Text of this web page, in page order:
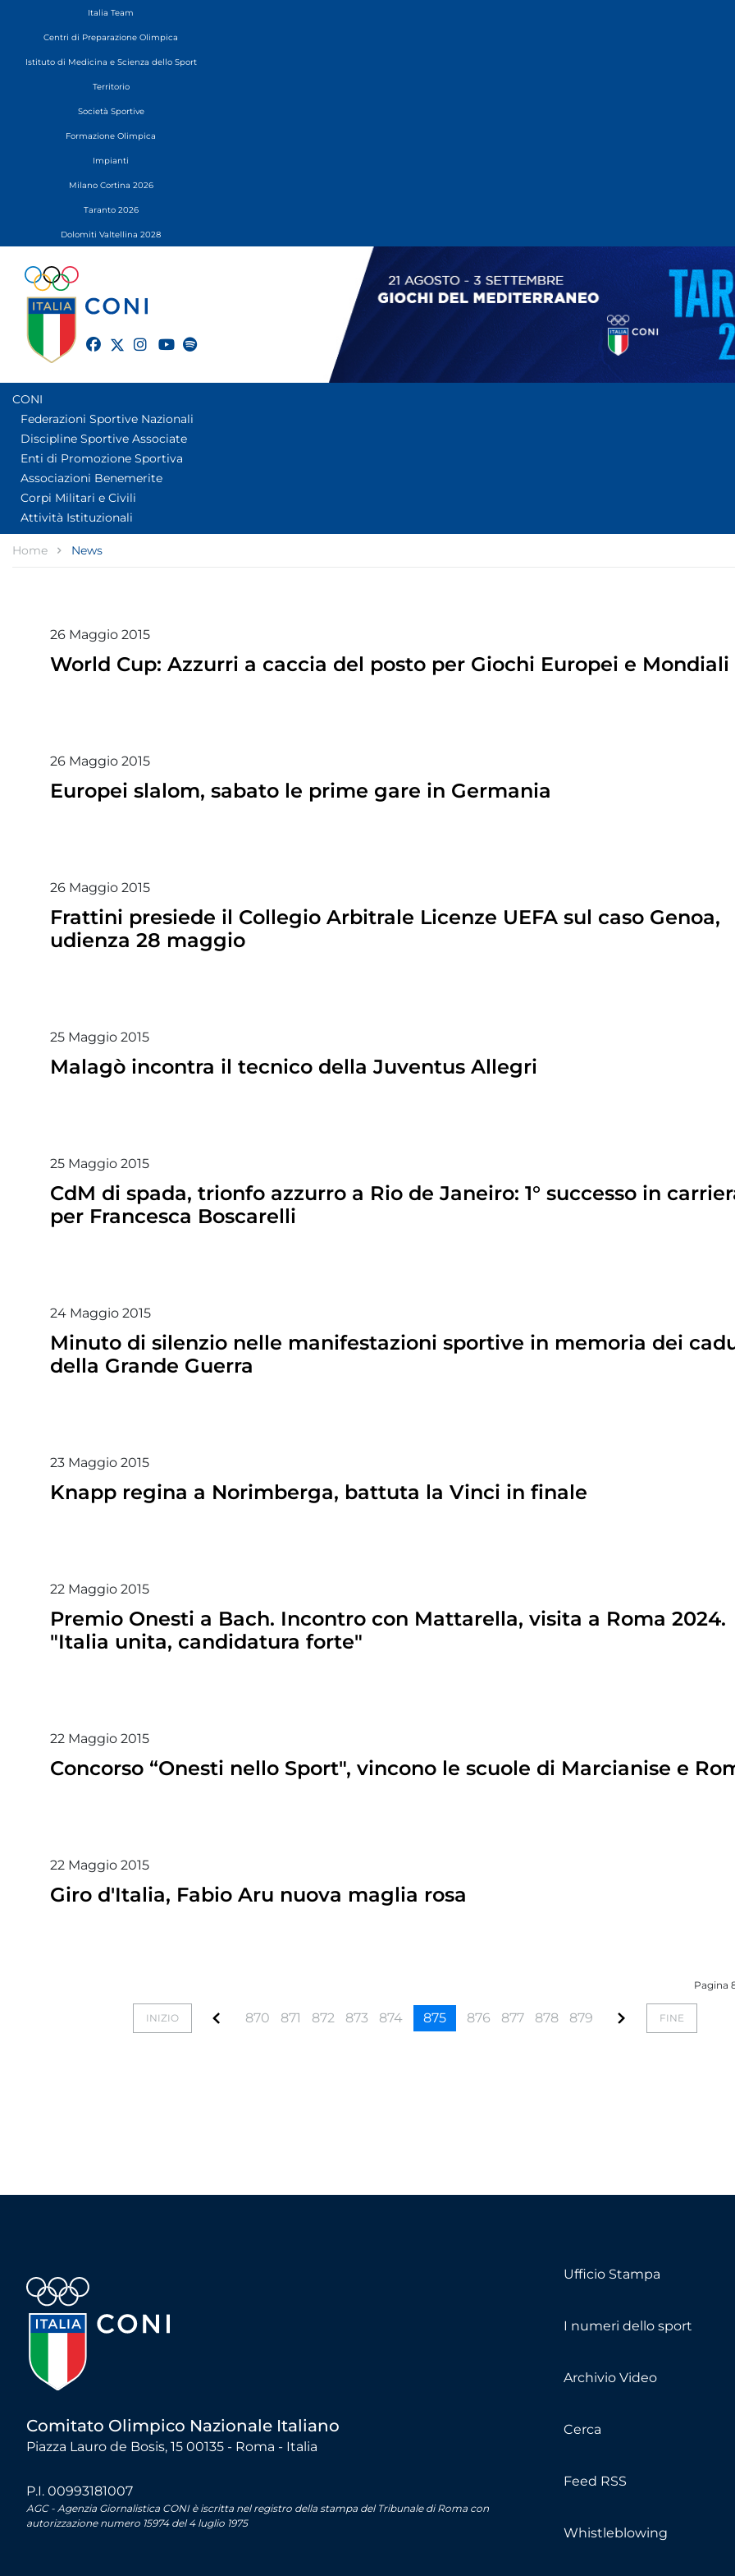
Italia Team
Centri di Preparazione Olimpica
Istituto di Medicina e Scienza dello Sport
Territorio
Società Sportive
Formazione Olimpica
Impianti
Milano Cortina 2026
Taranto 2026
Dolomiti Valtellina 2028
twitter
CONI
Federazioni Sportive Nazionali
Discipline Sportive Associate
Enti di Promozione Sportiva
Associazioni Benemerite
Corpi Militari e Civili
Attività Istituzionali
Home News
26 Maggio 2015
World Cup: Azzurri a caccia del posto per Giochi Europei e Mondiali
26 Maggio 2015
Europei slalom, sabato le prime gare in Germania
26 Maggio 2015
Frattini presiede il Collegio Arbitrale Licenze UEFA sul caso Genoa,
udienza 28 maggio
25 Maggio 2015
Malagò incontra il tecnico della Juventus Allegri
25 Maggio 2015
CdM di spada, trionfo azzurro a Rio de Janeiro: 1° successo in
per Francesca Boscarelli
24 Maggio 2015
Minuto di silenzio nelle manifestazioni sportive in memoria dei
della Grande Guerra
23 Maggio 2015
Knapp regina a Norimberga, battuta la Vinci in finale
22 Maggio 2015
Premio Onesti a Bach. Incontro con Mattarella, visita a Roma 2024.
"Italia unita, candidatura forte"
22 Maggio 2015
Concorso “Onesti nello Sport", vincono le scuole di Marcianise e
22 Maggio 2015
Giro d'Italia, Fabio Aru nuova maglia rosa
Pagina
INIZIO 870 871 872 873 874 875 876 877 878 879 FINE
Comitato Olimpico Nazionale Italiano
Piazza Lauro de Bosis, 15 00135 - Roma - Italia
P.I. 00993181007
AGC - Agenzia Giornalistica CONI è iscritta nel registro della stampa del Tribunale di Roma con
autorizzazione numero 15974 del 4 luglio 1975
Ufficio Stampa
I numeri dello sport
Archivio Video
Cerca
Feed RSS
Whistleblowing